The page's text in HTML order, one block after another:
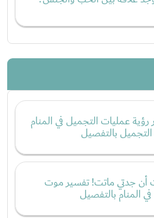
عمليات التجميل في المنام
بالتفصيل
جدتي ماتت! تفسير موت
المنام بالتفصيل